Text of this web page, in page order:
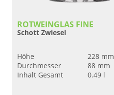
ROTWEINGLAS FINE
Schott Zwiesel
Höhe
228 mm
Durchmesser
88 mm
Inhalt Gesamt
0.49 l